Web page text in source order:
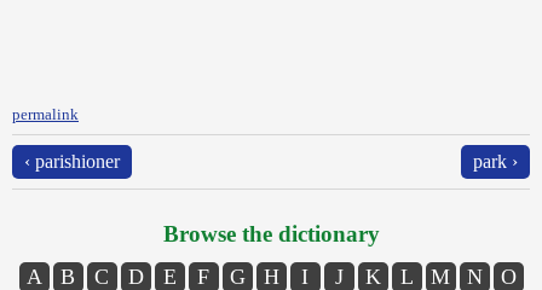
permalink
‹ parishioner park ›
Browse the dictionary
A B C D E F G H I J K L M N
O